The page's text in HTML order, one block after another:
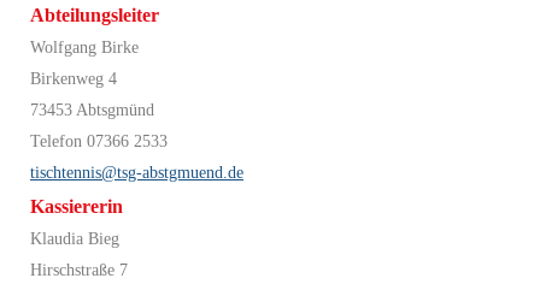
Abteilungsleiter
Wolfgang Birke
Birkenweg 4
73453 Abtsgmünd
Telefon 07366 2533
tischtennis@tsg-abstgmuend.de
Kassiererin
Klaudia Bieg
Hirschstraße 7